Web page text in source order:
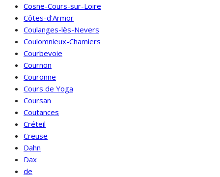
Cosne-Cours-sur-Loire
Côtes-d'Armor
Coulanges-lès-Nevers
Coulomnieux-Chamiers
Courbevoie
Cournon
Couronne
Cours de Yoga
Coursan
Coutances
Créteil
Creuse
Dahn
Dax
de